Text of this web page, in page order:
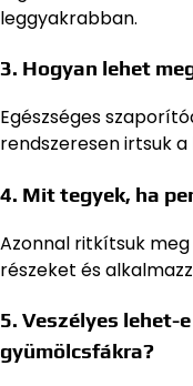
leggyakrabban.
3. Hogyan lehet
Egészséges
rendszeresen irtsuk
4. Mit tegyek, ha
Azonnal ritkítsuk
részeket és
5. Veszélyes lehet-
gyümölcsfákra?